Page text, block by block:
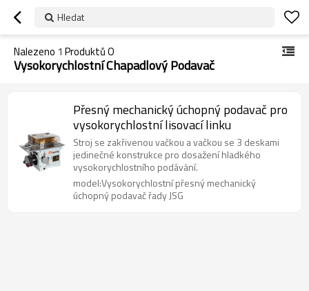
Hledat
Nalezeno 1 Produktů O
Vysokorychlostní Chapadlový Podavač
Přesný mechanický úchopný podavač pro
vysokorychlostní lisovací linku
Stroj se zakřivenou vačkou a vačkou se 3 deskami
jedinečné konstrukce pro dosažení hladkého
vysokorychlostního podávání.
model:Vysokorychlostní přesný mechanický
úchopný podavač řady JSG